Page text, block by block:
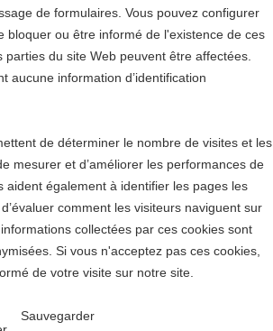
de formulaires. Vous pouvez configurer
bloquer ou être informé de l'existence de ces
parties du site Web peuvent être affectées.
aucune information d’identification
de déterminer le nombre de visites et les
mesurer et d’améliorer les performances de
aident également à identifier les pages les
comment les visiteurs naviguent sur
collectées par ces cookies sont
Si vous n'acceptez pas ces cookies,
de votre visite sur notre site.
Sauvegarder